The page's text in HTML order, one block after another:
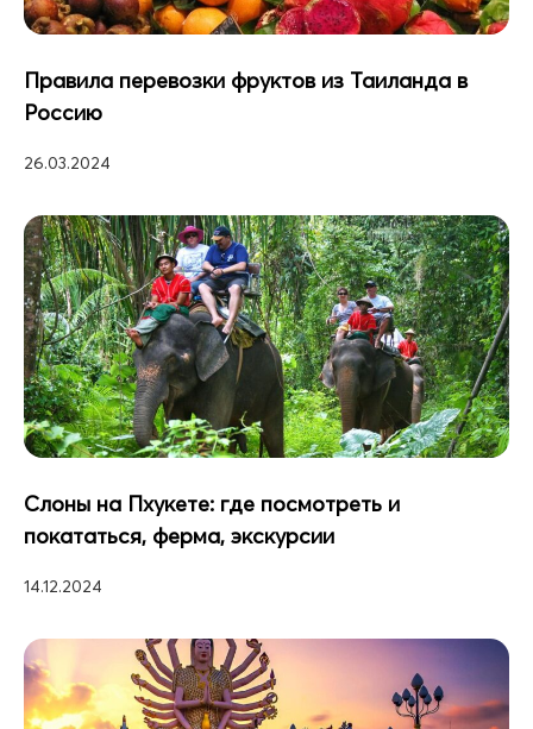
Правила перевозки фруктов из Таиланда в
Россию
26.03.2024
Слоны на Пхукете: где посмотреть и
покататься, ферма, экскурсии
14.12.2024